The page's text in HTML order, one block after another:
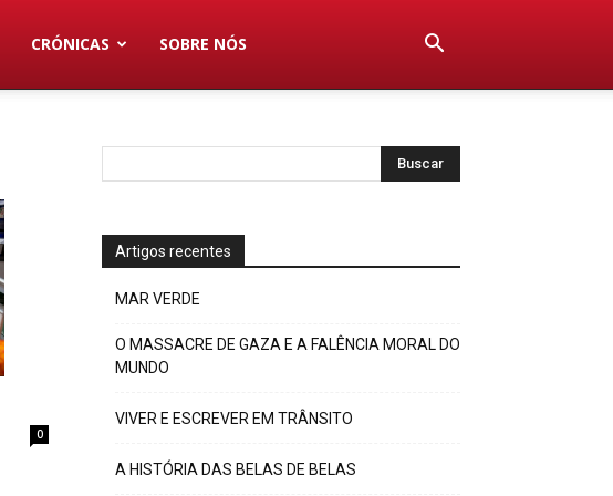
CRÓNICAS SOBRE NÓS
0
Artigos recentes
MAR VERDE
O MASSACRE DE GAZA E A FALÊNCIA MORAL DO
MUNDO
VIVER E ESCREVER EM TRÂNSITO
A HISTÓRIA DAS BELAS DE BELAS